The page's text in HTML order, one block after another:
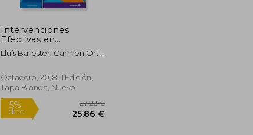
Intervenciones
Efectivas en
Prevención Familiar
de Drogas
Lluís Ballester; Carmen Orte
Octaedro, 2018, 1 Edición,
Tapa Blanda, Nuevo